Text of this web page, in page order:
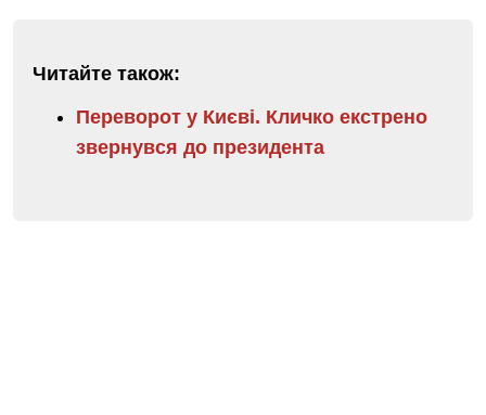
Читайте також:
Переворот у Києві. Кличко екстрено
звернувся до президента